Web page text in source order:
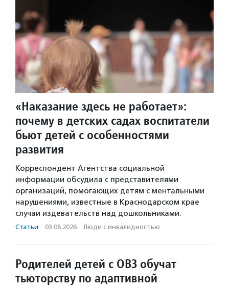
«Наказание здесь не работает»:
почему в детских садах воспитатели
бьют детей с особенностями
развития
Корреспондент Агентства социальной
информации обсудила с представителями
организаций, помогающих детям с ментальными
нарушениями, известные в Краснодарском крае
случаи издевательств над дошкольниками.
Статьи · 03.08.2026 · Люди с инвалидностью
Родителей детей с ОВЗ обучат
тьюторству по адаптивной